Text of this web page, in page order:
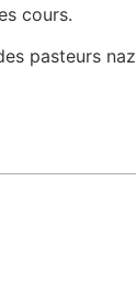
cours.
pasteurs